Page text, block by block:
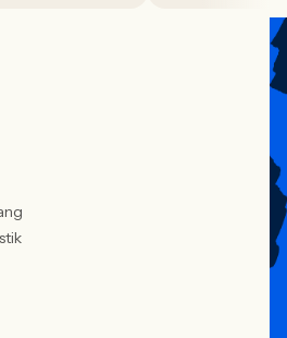
skärps och
längre att säga
betyder i
i. Åsa
Women in
andelen